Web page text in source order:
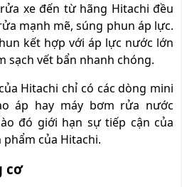
xe đến từ hãng Hitachi đều
mạnh mẽ, súng phun áp lực.
kết hợp với áp lực nước lớn
sạch vết bẩn nhanh chóng.
Hitachi chỉ có các dòng mini
áp hay máy bơm rửa nước
đó giới hạn sự tiếp cận của
của Hitachi.
cơ